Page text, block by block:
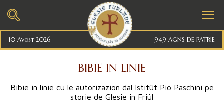
10 Avost 2026 949 AGNS DE PATRIE
BIBIE IN LINIE
Bibie in linie cu le autorizazion dal Istitût Pio Paschini pe
storie de Glesie in Friûl